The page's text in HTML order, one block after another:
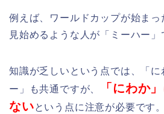
例えば、ワールドカップが始まっ
見始めるような人が「ミーハー」
知識が乏しいという点では、「に
ー」も共通ですが、
「にわか
ないという点に注意が必要です。